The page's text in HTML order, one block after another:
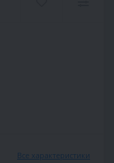
Все характеристики